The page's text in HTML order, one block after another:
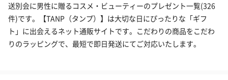
送別会に男性に贈るコスメ・ビューティーのプレゼント一覧(326
件)です。【TANP（タンプ）】は大切な日にぴったりな「ギフ
ト」に出会えるネット通販サイトです。こだわりの商品をこだわ
りのラッピングで、最短で即日発送にてご対応いたします。